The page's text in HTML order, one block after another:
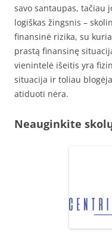
savo santaupas, tačiau
logiškas žingsnis –
finansinė rizika, su
prastą finansinę
vienintelė išeitis yra
situacija ir toliau
atiduoti nėra.
Neauginkite